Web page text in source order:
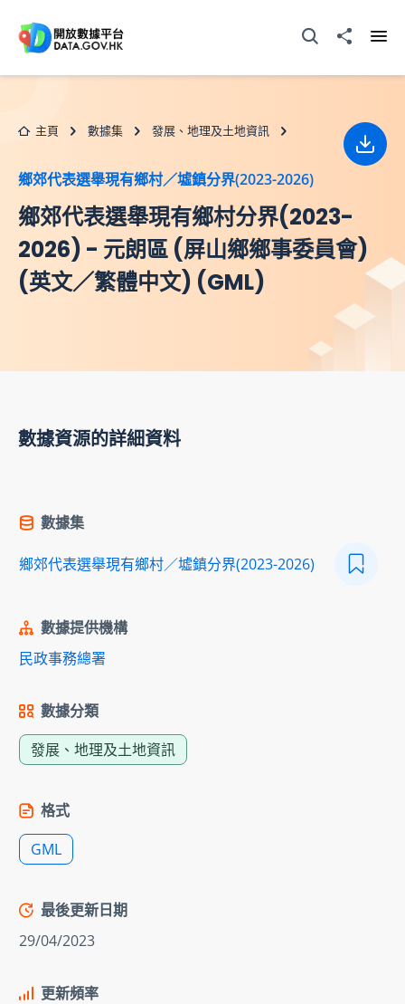
打開搜尋器分享至
主頁 數據集 發展、地理及土地資訊
鄉郊代表選舉現有鄉村／墟鎮分界(2023-2026)
鄉郊代表選舉現有鄉村分界(2023-
2026) - 元朗區 (屏山鄉鄉事委員會)
(英文／繁體中文) (GML)
下載
數據資源的詳細資料
數據集
鄉郊代表選舉現有鄉村／墟鎮分界(2023-2026)
數據提供機構
民政事務總署
數據分類
發展、地理及土地資訊
格式
GML
最後更新日期
29/04/2023
更新頻率